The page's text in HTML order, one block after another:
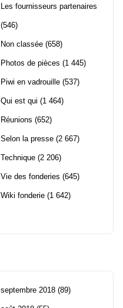
Les fournisseurs partenaires
(546)
Non classée (658)
Photos de pièces (1 445)
Piwi en vadrouille (537)
Qui est qui (1 464)
Réunions (652)
Selon la presse (2 667)
Technique (2 206)
Vie des fonderies (645)
Wiki fonderie (1 642)
septembre 2018 (89)